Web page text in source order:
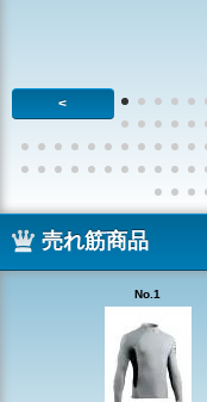
<
売れ筋商品
No.1